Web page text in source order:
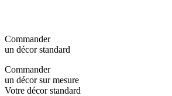
Commander
un décor standard
Commander
un décor sur mesure
Votre décor standard